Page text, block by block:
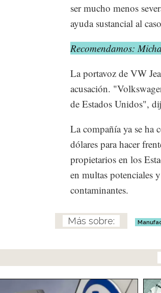
ser mucho menos
ayuda sustancial al
Recomendamos:
La portavoz de VW
acusación.
de Estados Unidos",
La compañía ya se ha
dólares para hacer
propietarios en los
en multas potenciales
contaminantes.